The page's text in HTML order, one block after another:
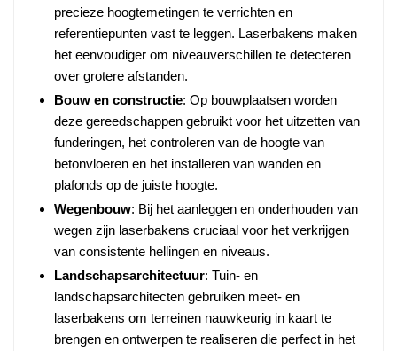
precieze hoogtemetingen te verrichten en
referentiepunten vast te leggen. Laserbakens maken
het eenvoudiger om niveauverschillen te detecteren
over grotere afstanden.
Bouw en constructie: Op bouwplaatsen worden
deze gereedschappen gebruikt voor het uitzetten van
funderingen, het controleren van de hoogte van
betonvloeren en het installeren van wanden en
plafonds op de juiste hoogte.
Wegenbouw: Bij het aanleggen en onderhouden van
wegen zijn laserbakens cruciaal voor het verkrijgen
van consistente hellingen en niveaus.
Landschapsarchitectuur: Tuin- en
landschapsarchitecten gebruiken meet- en
laserbakens om terreinen nauwkeurig in kaart te
brengen en ontwerpen te realiseren die perfect in het